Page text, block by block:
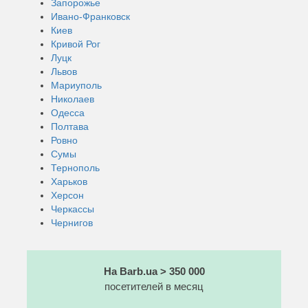
Запорожье
Ивано-Франковск
Киев
Кривой Рог
Луцк
Львов
Мариуполь
Николаев
Одесса
Полтава
Ровно
Сумы
Тернополь
Харьков
Херсон
Черкассы
Чернигов
На Barb.ua > 350 000
посетителей в месяц